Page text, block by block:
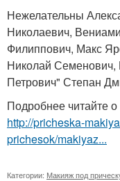
Нежелательны
Николаевич,
Филиппович, Макс
Николай
Петрович" Степан
Подробнее читайте
http://pricheska-
prichesok/makiyaz...
Категории: Макияж под